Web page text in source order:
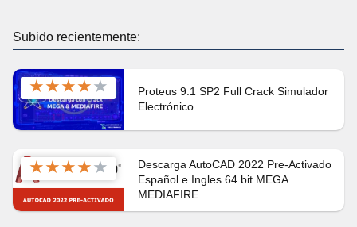
Subido recientemente:
★★★★★
Proteus 9.1 SP2 Full Crack Simulador
Electrónico
★★★★★
Descarga AutoCAD 2022 Pre-Activado
Español e Ingles 64 bit MEGA
MEDIAFIRE